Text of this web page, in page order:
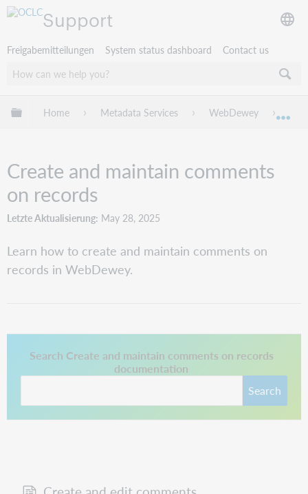
Support
Freigabemitteilungen System status dashboard Contact us
Globale Hierarchie expandieren/verbergen
Home Metadata Services WebDewey
Create and maintain comments
on records
Letzte Aktualisierung May 28, 2025
Learn how to create and maintain comments on
records in WebDewey.
Search Create and maintain comments on records
documentation
Search
This link opens in a new tab.